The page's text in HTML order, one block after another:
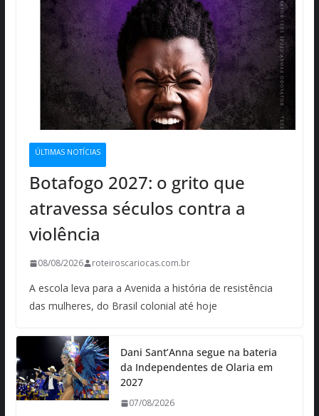
ÚLTIMAS NOTÍCIAS
Botafogo 2027: o grito que
atravessa séculos contra a
violência
08/08/2026 roteiroscariocas.com.br
A escola leva para a Avenida a história de resistência
das mulheres, do Brasil colonial até hoje
Dani Sant’Anna segue na bateria
da Independentes de Olaria em
2027
07/08/2026